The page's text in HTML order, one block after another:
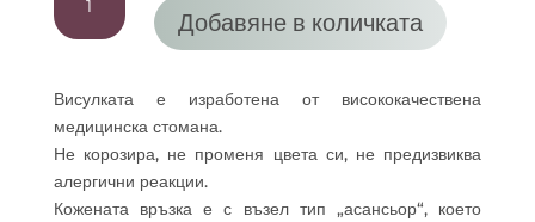
за
ВИСУЛКА
NIRVANA
Добавяне в количката
Висулката е изработена от висококачествена
медицинска стомана.
Не корозира, не променя цвета си, не предизвиква
алергични реакции.
Кожената връзка е с възел тип „асансьор“, което